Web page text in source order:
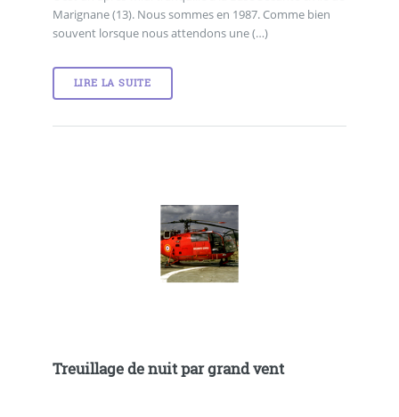
Marignane (13). Nous sommes en 1987. Comme bien
souvent lorsque nous attendons une (…)
LIRE LA SUITE
Treuillage de nuit par grand vent